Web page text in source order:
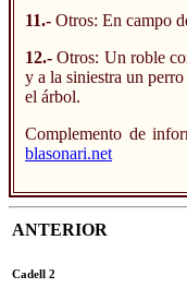
11.- Otros: En campo
12.- Otros: Un roble
y a la siniestra un
el árbol.
Complemento de
blasonari.net
ANTERIOR
Cadell 2